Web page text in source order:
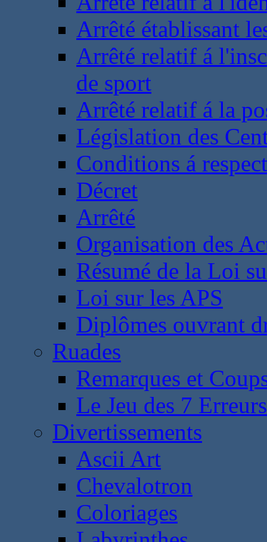
Arrêté établissant
Arrêté relatif á
de sport
Arrêté relatif á la
Législation des
Conditions á
Décret
Arrêté
Organisation des
Résumé de la Loi
Loi sur les APS
Diplômes ouvrant
Ruades
Remarques et
Le Jeu des 7 Erreurs
Divertissements
Ascii Art
Chevalotron
Coloriages